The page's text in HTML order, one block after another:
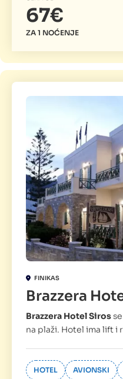
67€
ZA 1 NOĆENJE
FINIKAS
Brazzera
Brazzera Hotel Siros
na plaži. Hotel ima lift i
HOTEL AVIONSKI